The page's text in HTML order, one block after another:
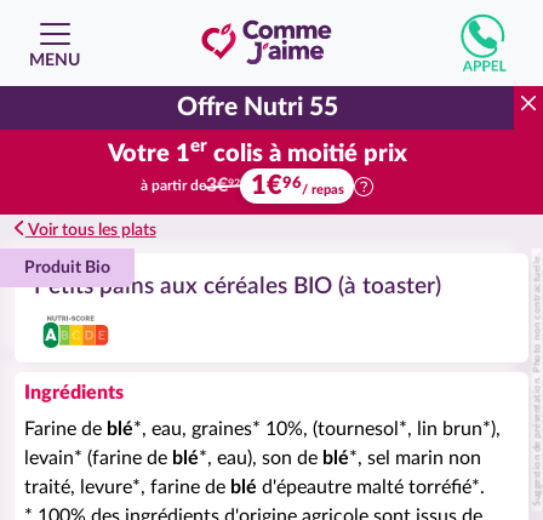
MENU
Offre Nutri 55
Votre 1ercolis à moitié prix
Votre premier colis à moitié prix.
à partir de3€92 1€96/ repas
Voir tous les plats
Suggestion de présentation. Photo non contractuelle.
Produit Bio
Petits pains aux céréales BIO (à toaster)
Ingrédients
Farine de blé*, eau, graines* 10%, (tournesol*, lin brun*),
levain* (farine de blé*, eau), son de blé*, sel marin non
traité, levure*, farine de blé d'épeautre malté torréfié*.